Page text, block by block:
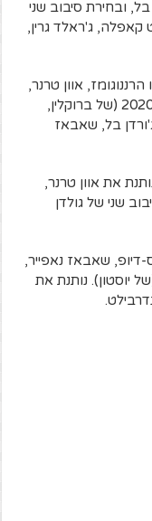
ובחירת סיבוב שני
קאפלה, ג'ראלד גרין,
אוון טרנר,
ג'ארד ואנדרבילט ובחירת סיבוב ראשון ב-2020 (של ברוקלין,
בל, שאבאז
את אוון טרנר,
שני של גולדן
דיופ, שאבאז נאפייר,
וונלה ובחירת סיבוב ראשון ב-2020 (של יוסטון). נותנת את